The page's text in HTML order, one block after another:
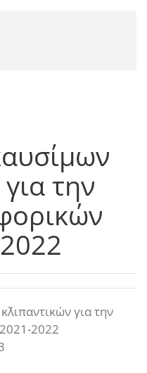
για την
για την
2022